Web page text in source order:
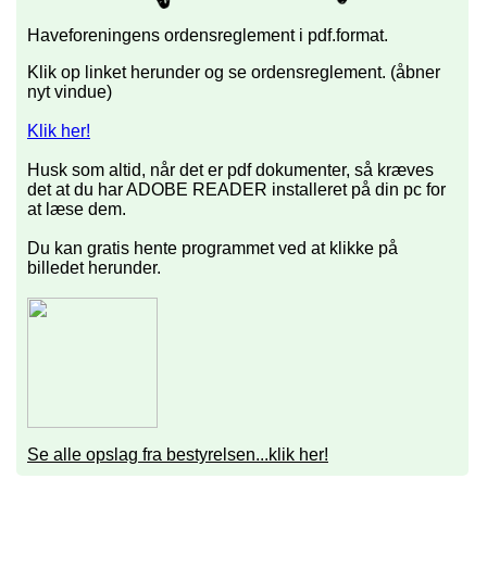
Haveforeningens ordensreglement i pdf.format.
Klik op linket herunder og se ordensreglement. (åbner
nyt vindue)
Klik her!
Husk som altid, når det er pdf dokumenter, så kræves
det at du har ADOBE READER installeret på din pc for
at læse dem.
Du kan gratis hente programmet ved at klikke på
billedet herunder.
Se alle opslag fra bestyrelsen...klik her!